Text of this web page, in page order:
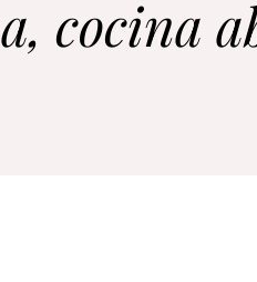
cocina